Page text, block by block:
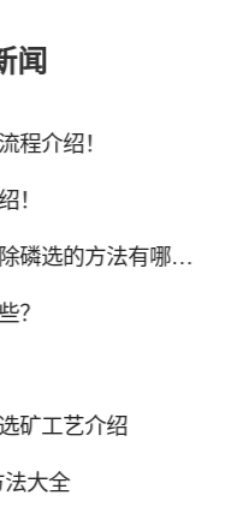
闻
程介绍！
！
选的方法有哪些？
？
矿工艺介绍
大全